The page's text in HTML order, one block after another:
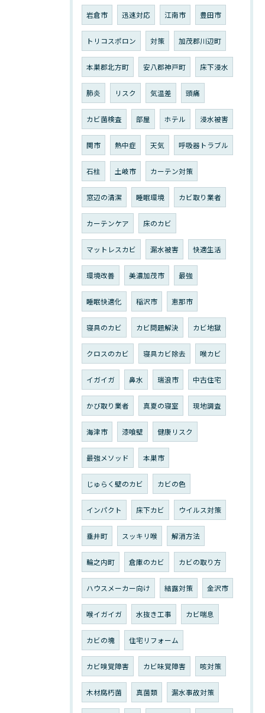
岩倉市 迅速対応 江南市 豊田市
トリコスポロン 対策 加茂郡川辺町
本巣郡北方町 安八郡神戸町 床下浸水
肺炎 リスク 気温差 頭痛
カビ菌検査 部屋 ホテル 浸水被害
関市 熱中症 天気 呼吸器トラブル
石柱 土岐市 カーテン対策
窓辺の清潔 睡眠環境 カビ取り業者
カーテンケア 床のカビ
マットレスカビ 漏水被害 快適生活
環境改善 美濃加茂市 最強
睡眠快適化 稲沢市 恵那市
寝具のカビ カビ問題解決 カビ地獄
クロスのカビ 寝具カビ除去 喉カビ
イガイガ 鼻水 瑞浪市 中古住宅
かび取り業者 真夏の寝室 現地調査
海津市 漆喰壁 健康リスク
最強メソッド 本巣市
じゅらく壁のカビ カビの色
インパクト 床下カビ ウイルス対策
垂井町 スッキリ喉 解消方法
輪之内町 倉庫のカビ カビの取り方
ハウスメーカー向け 結露対策 金沢市
喉イガイガ 水抜き工事 カビ喘息
カビの塊 住宅リフォーム
カビ嗅覚障害 カビ味覚障害 咳対策
木材腐朽菌 真菌類 漏水事故対策